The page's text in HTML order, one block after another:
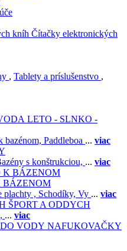
Čítačky elektronických
, Tablety a príslušenstvo ,
LETO - SLNKO -
bazénom, Paddleboa ... viac
s konštrukciou, ... viac
BÁZENOM
plachty , Schodíky, Vy ... viac
ŠPORT A ODDYCH
... viac
NAFUKOVAČKY